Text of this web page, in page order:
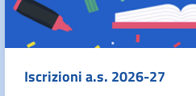
Iscrizioni a.s. 2026-27